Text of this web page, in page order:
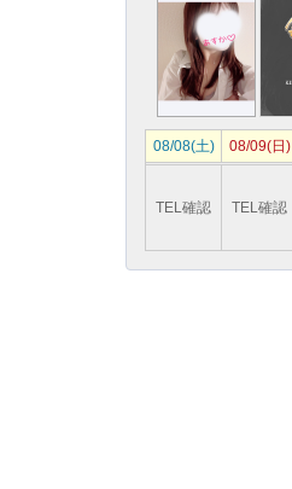
08/08(土) 08/09(日)
TEL確認 TEL確認